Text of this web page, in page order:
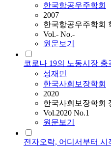
한국항공우주학회
2007
한국항공우주학회
Vol.- No.-
원문보기
코로나 19의 노동시장
성재민
한국사회보장학회
2020
한국사회보장학회
Vol.2020 No.1
원문보기
전자오락, 어디서부터 시